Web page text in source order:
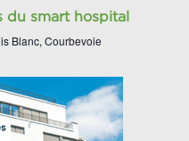
du smart hospital
Blanc, Courbevoie